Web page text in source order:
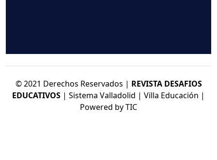
© 2021 Derechos Reservados | REVISTA DESAFIOS
EDUCATIVOS | Sistema Valladolid | Villa Educación |
Powered by TIC